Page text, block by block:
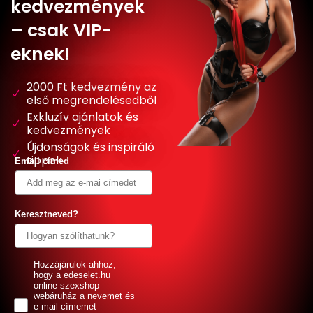
kedvezmények
– csak VIP-
eknek!
2000 Ft kedvezmény az
első megrendelésedből
Exkluzív ajánlatok és
kedvezmények
Újdonságok és inspiráló
tippek
Email címed
Keresztneved?
GDPRHozzájárulok ahhoz,
hogy a edeselet.hu
online szexshop
webáruház a nevemet és
e-mail címemet